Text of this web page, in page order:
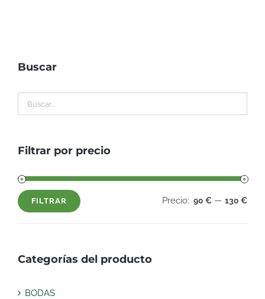
Buscar
Filtrar por precio
Precio
Precio
FILTRAR Precio: 90 € — 130 €
Categorías del producto
BODAS